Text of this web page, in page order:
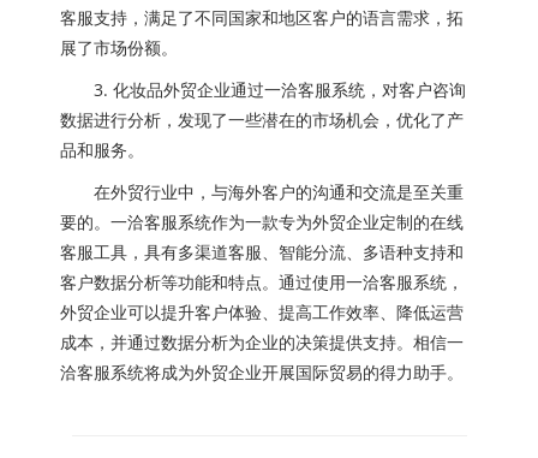
客服支持，满足了不同国家和地区客户的语言需求，拓
展了市场份额。
3. 化妆品外贸企业通过一洽客服系统，对客户咨询
数据进行分析，发现了一些潜在的市场机会，优化了产
品和服务。
在外贸行业中，与海外客户的沟通和交流是至关重
要的。一洽客服系统作为一款专为外贸企业定制的在线
客服工具，具有多渠道客服、智能分流、多语种支持和
客户数据分析等功能和特点。通过使用一洽客服系统，
外贸企业可以提升客户体验、提高工作效率、降低运营
成本，并通过数据分析为企业的决策提供支持。相信一
洽客服系统将成为外贸企业开展国际贸易的得力助手。